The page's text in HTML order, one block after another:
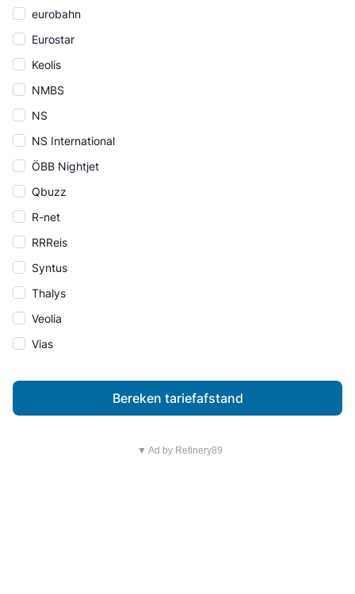
eurobahn
Eurostar
Keolis
NMBS
NS
NS International
ÖBB Nightjet
Qbuzz
R-net
RRReis
Syntus
Thalys
Veolia
Vias
Bereken tariefafstand
▼ Ad by Refinery89